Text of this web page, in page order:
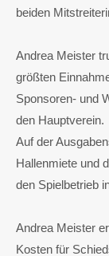
beiden
Andrea Meister
größten
Sponsoren- und
den Hauptverein.
Auf der
Hallenmiete und
den Spielbetrieb
Andrea Meister
Kosten für